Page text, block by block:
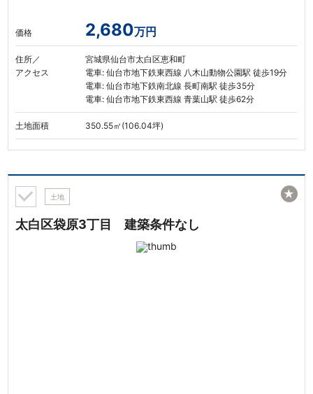
価格 2,680万円
住所／
アクセス
宮城県仙台市太白区恵和町
電車: 仙台市地下鉄東西線 八木山動物公園駅 徒歩19分
電車: 仙台市地下鉄南北線 長町南駅 徒歩35分
電車: 仙台市地下鉄東西線 青葉山駅 徒歩62分
土地面積 350.55㎡(106.04坪)
土地
太白区袋原3丁目 建築条件なし
★